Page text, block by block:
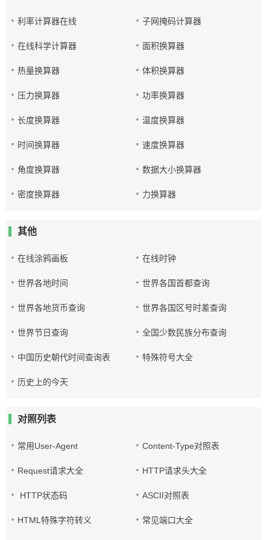
利率计算器在线 子网掩码计算器
在线科学计算器 面积换算器
热量换算器 体积换算器
压力换算器 功率换算器
长度换算器 温度换算器
时间换算器 速度换算器
角度换算器 数据大小换算器
密度换算器 力换算器
其他
在线涂鸦画板 在线时钟
世界各地时间 世界各国首都查询
世界各地货币查询 世界各国区号时差查询
世界节日查询 全国少数民族分布查询
中国历史朝代时间查询表 特殊符号大全
历史上的今天
对照列表
常用User-Agent Content-Type对照表
Request请求大全 HTTP请求头大全
HTTP状态码 ASCII对照表
HTML特殊字符转义 常见端口大全